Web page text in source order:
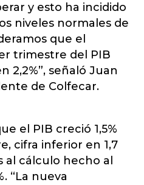
y esto ha incidido
niveles normales de
que el
trimestre del PIB
2,2%”, señaló Juan
de Colfecar.
el PIB creció 1,5%
cifra inferior en 1,7
cálculo hecho al
“La nueva